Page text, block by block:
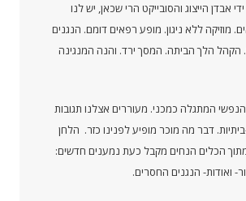
אבדן הייצוג והסובייקט הרי שכאן, יש לנו
מוזיקה ללא ניגון. מופע רפאים דומם. הנגנים
הקהל הלך הביתה. המסך ירד. והנה המנגינה
המתגלה כמכני. מעוררים אצלנו תגובות
דבר מה מוכר מופיע לפנינו כזר. הלחן
מתוך הכלים הנחים מקבל כעת נמענים חדשים:
ואודות- הנגנים החסרים.